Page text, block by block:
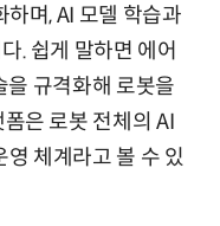
며, AI 모델 학습과
. 쉽게 말하면 에어
을 규격화해 로봇을
은 로봇 전체의 AI
체계라고 볼 수 있